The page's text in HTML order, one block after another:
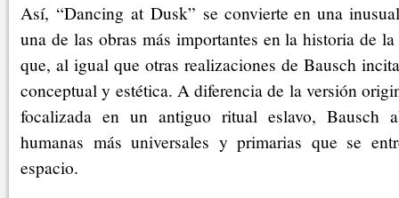
Así, “Dancing at Dusk” se convierte en una
una de las obras más importantes en la historia de
que, al igual que otras realizaciones de Bausch
conceptual y estética. A diferencia de la versión
focalizada en un antiguo ritual eslavo, Bausch
humanas más universales y primarias que se
espacio.